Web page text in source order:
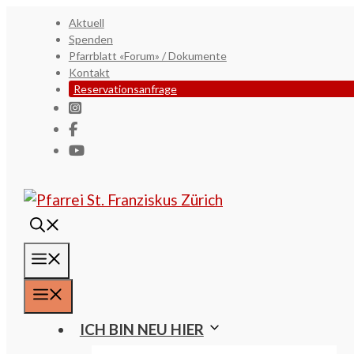
Aktuell
Spenden
Pfarrblatt «Forum» / Dokumente
Kontakt
Reservationsanfrage
ICH BIN NEU HIER